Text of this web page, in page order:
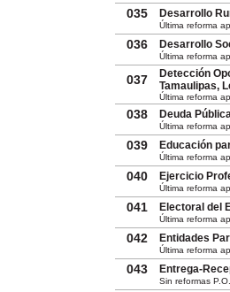
035 Desarrollo
Última reforma
036 Desarrollo
Última reforma
037
Detección
Tamaulipas,
Última reforma
038 Deuda
Última reforma
039 Educación
Última reforma
040 Ejercicio
Última reforma
041 Electoral del
Última reforma
042 Entidades
Última reforma
043 Entrega-
Sin reformas